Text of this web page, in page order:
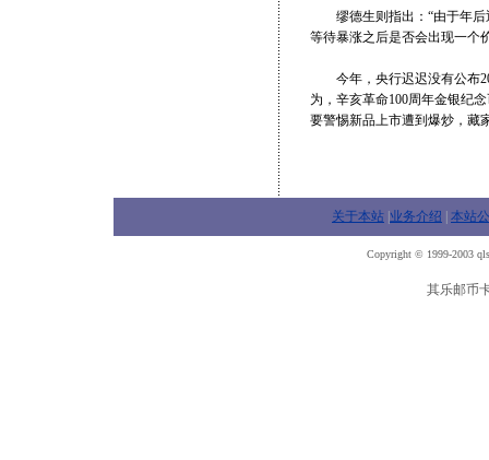
缪德生则指出：“由于年后
等待暴涨之后是否会出现一个
今年，央行迟迟没有公布
为，辛亥革命100周年金银纪
要警惕新品上市遭到爆炒，藏
关于本站 业务介绍 本站
Copyright © 1999-2003
其乐邮币